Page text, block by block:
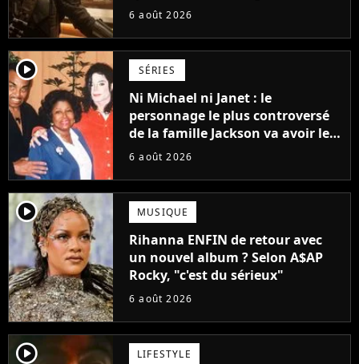
Vaiana et The Mandalorian &
6 août 2026
player2 SÉRIES
Ni Michael ni Janet : le
personnage le plus controversé
de la famille Jackson va avoir le
droit à sa propre série
6 août 2026
player2 MUSIQUE
Rihanna ENFIN de retour avec
un nouvel album ? Selon A$AP
Rocky, "c'est du sérieux"
6 août 2026
player2 LIFESTYLE